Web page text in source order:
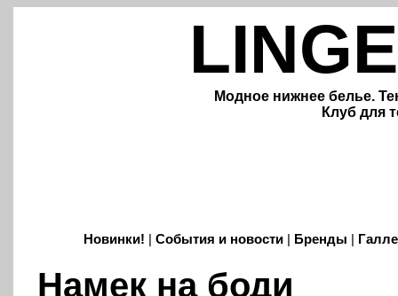
Модное нижнее белье.
Клуб для
Новинки! События и новости| Бренды
Намек на боди